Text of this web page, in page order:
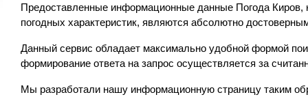
Предоставленные информационные данные Погода Киров,
погодных характеристик, являются абсолютно
Данный сервис обладает максимально удобной формой
формирование ответа на запрос осуществляется за
Мы разработали нашу информационную страницу таким